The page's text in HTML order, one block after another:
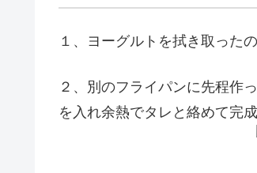
１、ヨーグルトを拭き取った
２、別のフライパンに先程作
を入れ余熱でタレと絡めて完